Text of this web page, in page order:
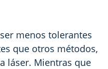
menos tolerantes
que otros métodos,
láser. Mientras que